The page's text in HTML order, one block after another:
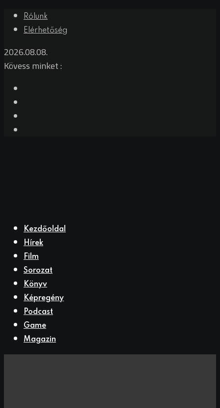
Rólunk
Elérhetőség
2026.08.08.
Kövess minket :
Kezdőoldal
Hírek
Film
Sorozat
Könyv
Képregény
Podcast
Game
Magazin